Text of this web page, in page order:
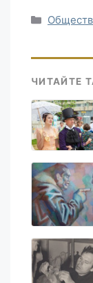
Рубрики
ЧИТАЙТЕ